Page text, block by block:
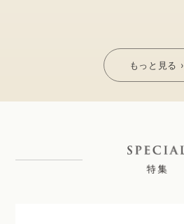
もっと見る ›